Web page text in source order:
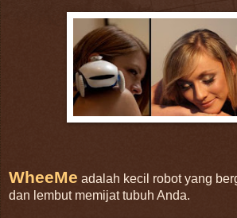
WheeMe adalah kecil robot yang
dan lembut memijat tubuh Anda.